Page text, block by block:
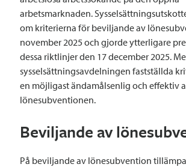
arbetsmarknaden.
om kriterierna för beviljande av
november 2025 och gjorde ytterligare
dessa riktlinjer den 17 december 2025.
sysselsättningsavdelningen fastställda
en möjligast ändamålsenlig och effektiv
lönesubventionen.
Beviljande av
På beviljande av lönesubvention